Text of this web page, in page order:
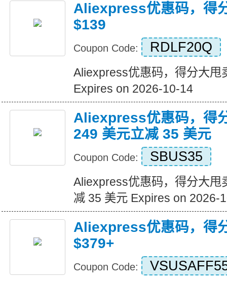
Aliexpress优惠码，得
$139
Coupon Code: RDLF20Q
Aliexpress优惠码，得分大甩
Expires on 2026-10-14
Aliexpress优惠码，得
249 美元立减 35 美元
Coupon Code: SBUS35
Aliexpress优惠码，得分大甩
减 35 美元 Expires on 2026-
Aliexpress优惠码，得
$379+
Coupon Code: